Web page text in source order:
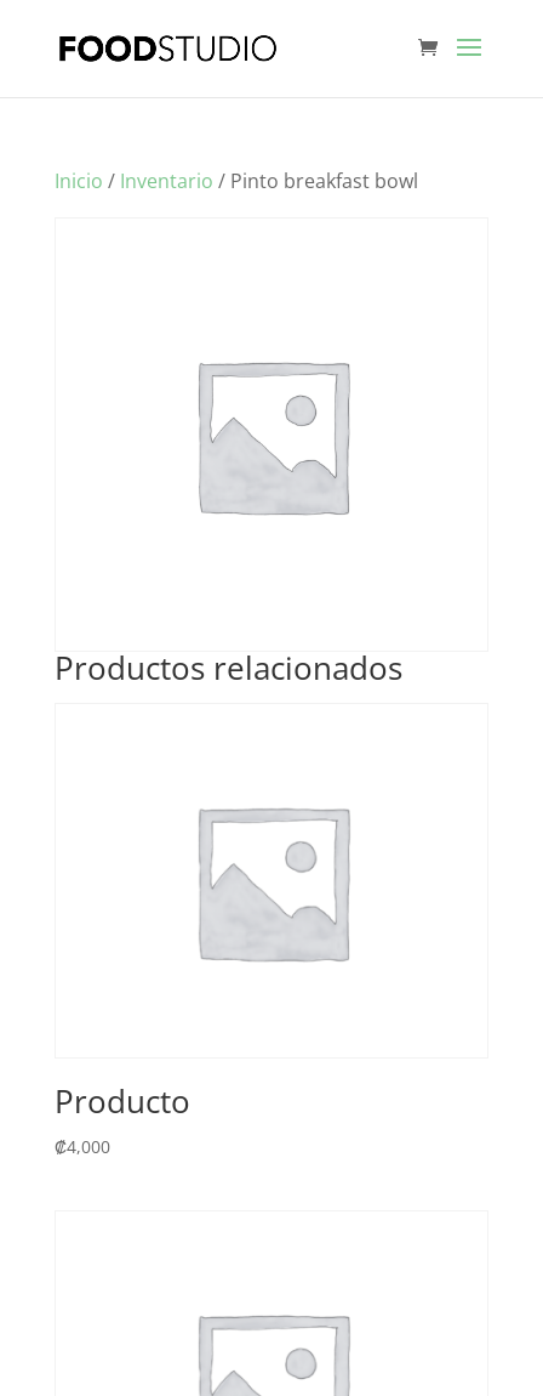
Inicio / Inventario / Pinto breakfast bowl
Productos relacionados
Producto
₡4,000